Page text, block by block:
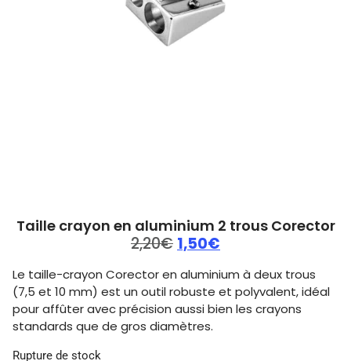
Taille crayon en aluminium 2 trous Corector
2,20€ 1,50€
Le taille-crayon Corector en aluminium à deux trous
(7,5 et 10 mm) est un outil robuste et polyvalent, idéal
pour affûter avec précision aussi bien les crayons
standards que de gros diamètres.
Rupture de stock